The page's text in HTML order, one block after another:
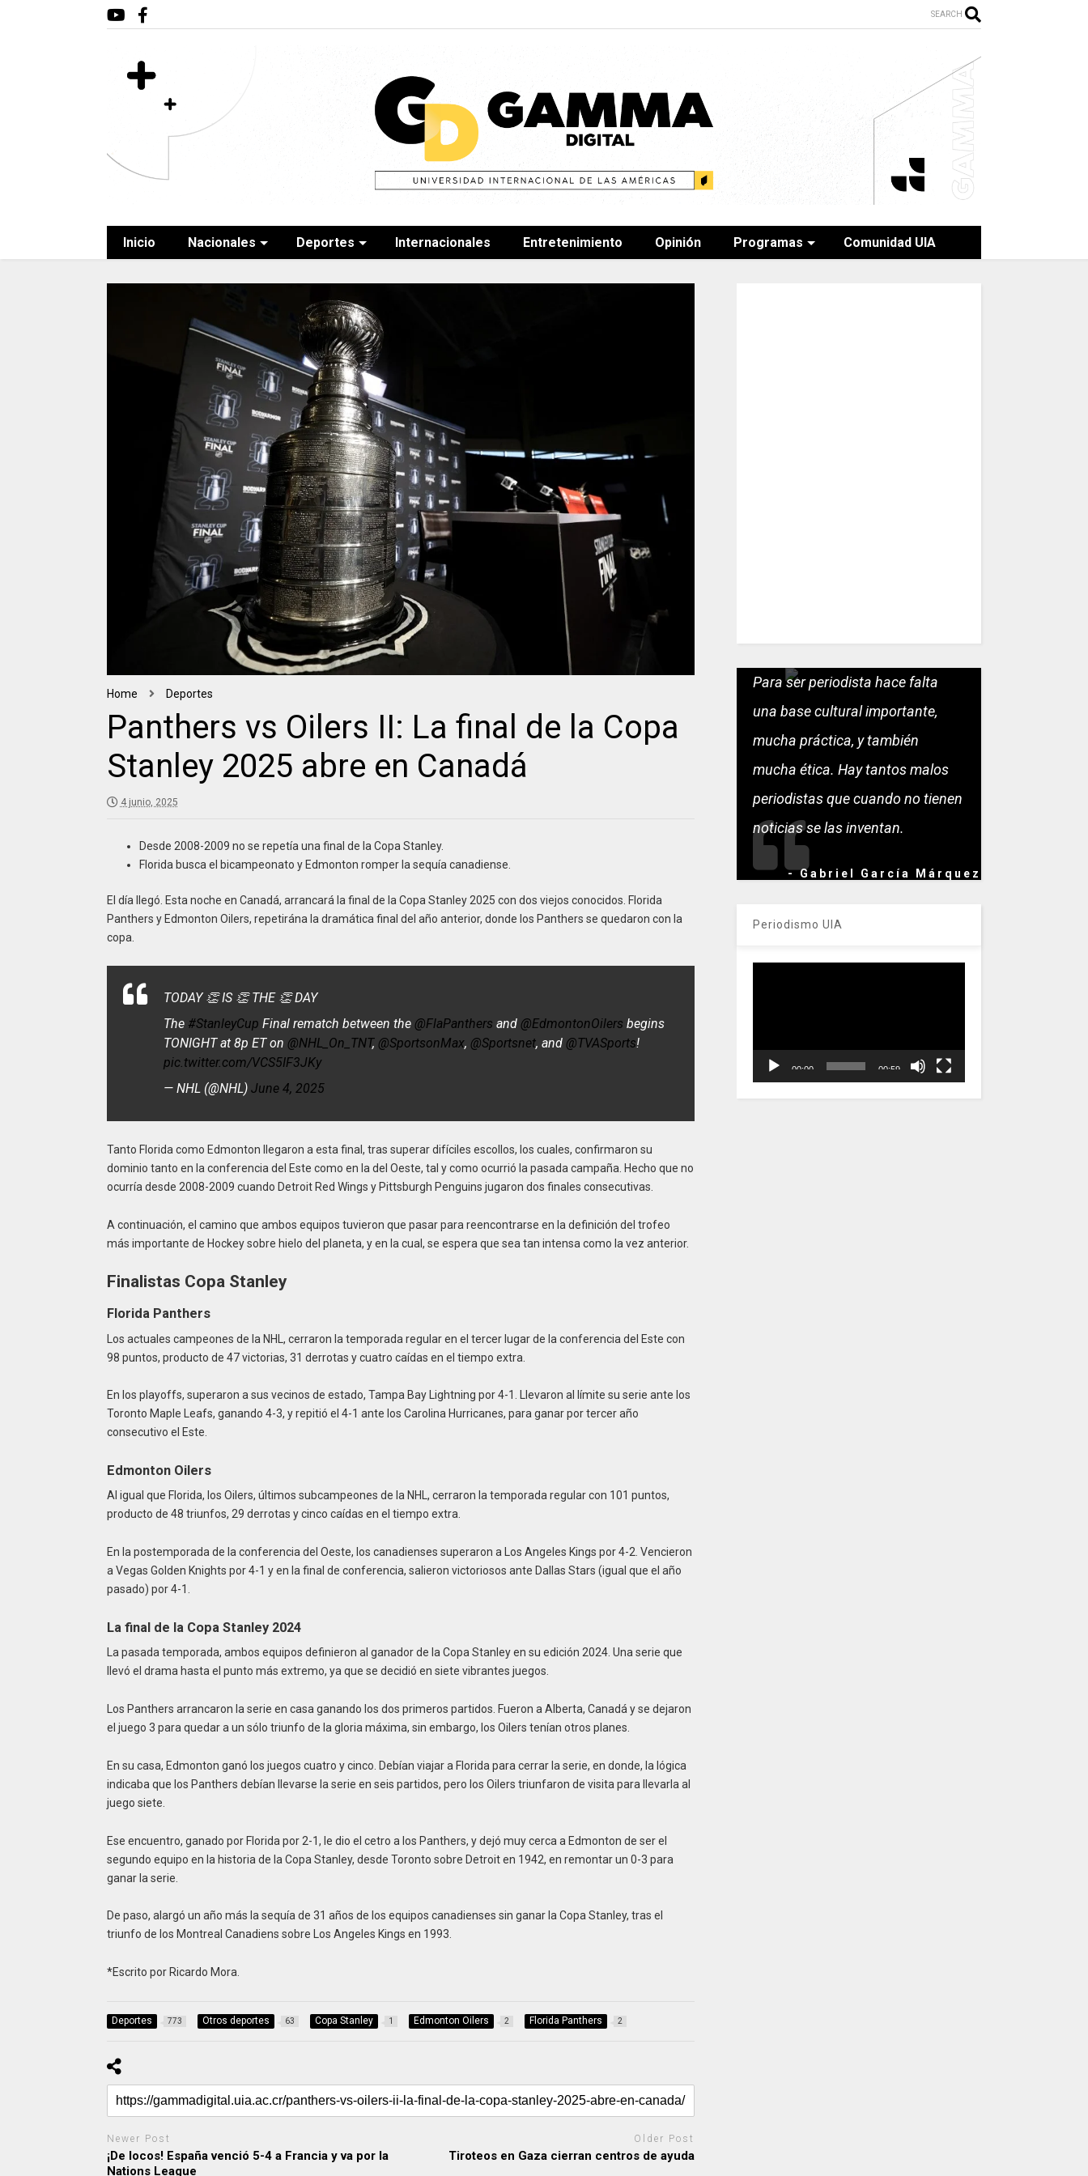
SEARCH
Inicio Nacionales Deportes Internacionales Entretenimiento Opinión Programas Comunidad UIA
Home Deportes
Panthers vs Oilers II: La final de la Copa
Stanley 2025 abre en Canadá
4 junio, 2025
Desde 2008-2009 no se repetía una final de la Copa Stanley.
Florida busca el bicampeonato y Edmonton romper la sequía canadiense.
El día llegó. Esta noche en Canadá, arrancará la final de la Copa Stanley 2025 con dos viejos conocidos. Florida
Panthers y Edmonton Oilers, repetirána la dramática final del año anterior, donde los Panthers se quedaron con la
copa.
TODAY 👏 IS 👏 THE 👏 DAY
The #StanleyCup Final rematch between the @FlaPanthers and @EdmontonOilers begins
TONIGHT at 8p ET on @NHL_On_TNT, @SportsonMax, @Sportsnet, and @TVASports!
pic.twitter.com/VCS5IF3JKy
— NHL (@NHL) June 4, 2025
Tanto Florida como Edmonton llegaron a esta final, tras superar difíciles escollos, los cuales, confirmaron su
dominio tanto en la conferencia del Este como en la del Oeste, tal y como ocurrió la pasada campaña. Hecho que no
ocurría desde 2008-2009 cuando Detroit Red Wings y Pittsburgh Penguins jugaron dos finales consecutivas.
A continuación, el camino que ambos equipos tuvieron que pasar para reencontrarse en la definición del trofeo
más importante de Hockey sobre hielo del planeta, y en la cual, se espera que sea tan intensa como la vez anterior.
Finalistas Copa Stanley
Florida Panthers
Los actuales campeones de la NHL, cerraron la temporada regular en el tercer lugar de la conferencia del Este con
98 puntos, producto de 47 victorias, 31 derrotas y cuatro caídas en el tiempo extra.
En los playoffs, superaron a sus vecinos de estado, Tampa Bay Lightning por 4-1. Llevaron al límite su serie ante los
Toronto Maple Leafs, ganando 4-3, y repitió el 4-1 ante los Carolina Hurricanes, para ganar por tercer año
consecutivo el Este.
Edmonton Oilers
Al igual que Florida, los Oilers, últimos subcampeones de la NHL, cerraron la temporada regular con 101 puntos,
producto de 48 triunfos, 29 derrotas y cinco caídas en el tiempo extra.
En la postemporada de la conferencia del Oeste, los canadienses superaron a Los Angeles Kings por 4-2. Vencieron
a Vegas Golden Knights por 4-1 y en la final de conferencia, salieron victoriosos ante Dallas Stars (igual que el año
pasado) por 4-1.
La final de la Copa Stanley 2024
La pasada temporada, ambos equipos definieron al ganador de la Copa Stanley en su edición 2024. Una serie que
llevó el drama hasta el punto más extremo, ya que se decidió en siete vibrantes juegos.
Los Panthers arrancaron la serie en casa ganando los dos primeros partidos. Fueron a Alberta, Canadá y se dejaron
el juego 3 para quedar a un sólo triunfo de la gloria máxima, sin embargo, los Oilers tenían otros planes.
En su casa, Edmonton ganó los juegos cuatro y cinco. Debían viajar a Florida para cerrar la serie, en donde, la lógica
indicaba que los Panthers debían llevarse la serie en seis partidos, pero los Oilers triunfaron de visita para llevarla al
juego siete.
Ese encuentro, ganado por Florida por 2-1, le dio el cetro a los Panthers, y dejó muy cerca a Edmonton de ser el
segundo equipo en la historia de la Copa Stanley, desde Toronto sobre Detroit en 1942, en remontar un 0-3 para
ganar la serie.
De paso, alargó un año más la sequía de 31 años de los equipos canadienses sin ganar la Copa Stanley, tras el
triunfo de los Montreal Canadiens sobre Los Angeles Kings en 1993.
*Escrito por Ricardo Mora.
Deportes 773 Otros deportes 63 Copa Stanley 1 Edmonton Oilers 2 Florida Panthers 2
Newer Post
¡De locos! España venció 5-4 a Francia y va por la
Nations League
Older Post
Tiroteos en Gaza cierran centros de ayuda
Para ser periodista hace falta
una base cultural importante,
mucha práctica, y también
mucha ética. Hay tantos malos
periodistas que cuando no tienen
noticias se las inventan.
- Gabriel García Márquez
Periodismo UIA
00:00 00:59